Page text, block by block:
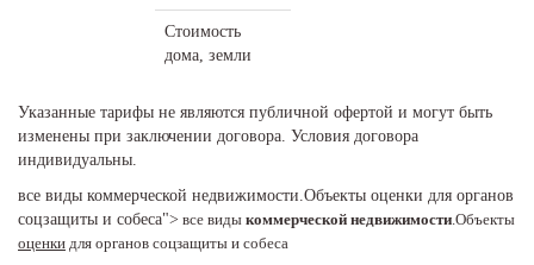
Стоимость
дома, земли
Указанные тарифы не являются публичной офертой и могут быть
изменены при заключении договора. Условия договора
индивидуальны.
все виды коммерческой недвижимости.Объекты оценки для органов
соцзащиты и собеса"> все виды коммерческой недвижимости Объекты
оценки для органов соцзащиты и собеса